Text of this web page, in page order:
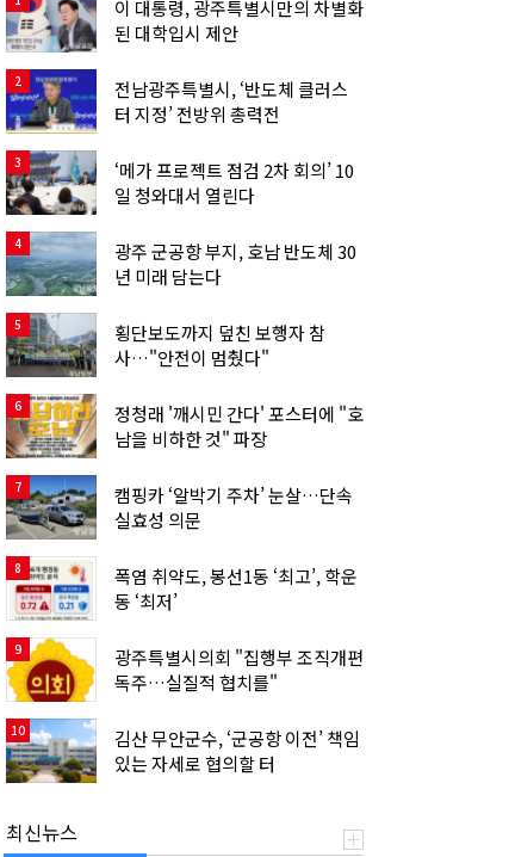
이 대통령, 광주특별시만의 차별화
된 대학입시 제안
2
전남광주특별시, ‘반도체 클러스
터 지정’ 전방위 총력전
3
‘메가 프로젝트 점검 2차 회의’ 10
일 청와대서 열린다
4
광주 군공항 부지, 호남 반도체 30
년 미래 담는다
5
횡단보도까지 덮친 보행자 참
사…"안전이 멈췄다"
6
정청래 '깨시민 간다' 포스터에 "호
남을 비하한 것" 파장
7
캠핑카 ‘알박기 주차’ 눈살…단속
실효성 의문
8
폭염 취약도, 봉선1동 ‘최고’, 학운
동 ‘최저’
9
광주특별시의회 "집행부 조직개편
독주…실질적 협치를"
10
김산 무안군수, ‘군공항 이전’ 책임
있는 자세로 협의할 터
최신뉴스